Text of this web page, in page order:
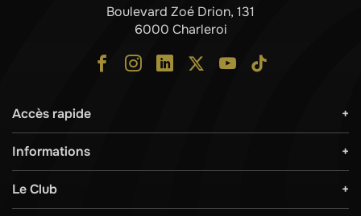
Boulevard Zoé Drion, 131
6000 Charleroi
Accès rapide
Informations
Le Club